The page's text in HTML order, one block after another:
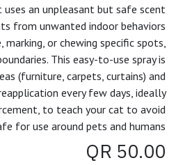
uses an unpleasant but safe scent
from unwanted indoor behaviors
or chewing specific spots,
This easy-to-use spray is
(furniture, carpets, curtains) and
every few days, ideally
to teach your cat to avoid
for use around pets and humans.
50.00